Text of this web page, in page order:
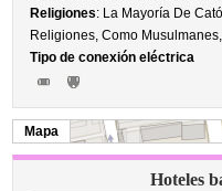
Religiones: La Mayoría De
Religiones, Como
Tipo de conexión eléctrica
Mapa
Hoteles